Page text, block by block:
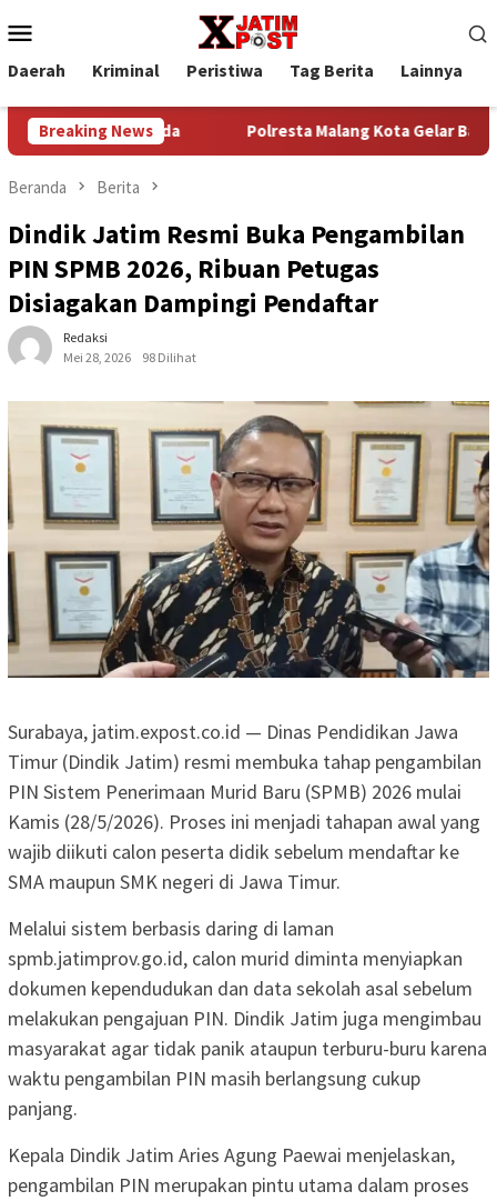
ke
kontenMobile
Daerah Kriminal Peristiwa Tag Berita Lainnya
Breaking News
Muda Polresta Malang Kota Gelar Bakkes Ajak
Beranda Berita
Dindik Jatim Resmi Buka Pengambilan
PIN SPMB 2026, Ribuan Petugas
Disiagakan Dampingi Pendaftar
Redaksi
Mei 28, 2026
98 Dilihat
Surabaya, jatim.expost.co.id — Dinas Pendidikan Jawa
Timur (Dindik Jatim) resmi membuka tahap pengambilan
PIN Sistem Penerimaan Murid Baru (SPMB) 2026 mulai
Kamis (28/5/2026). Proses ini menjadi tahapan awal yang
wajib diikuti calon peserta didik sebelum mendaftar ke
SMA maupun SMK negeri di Jawa Timur.
Melalui sistem berbasis daring di laman
spmb.jatimprov.go.id, calon murid diminta menyiapkan
dokumen kependudukan dan data sekolah asal sebelum
melakukan pengajuan PIN. Dindik Jatim juga mengimbau
masyarakat agar tidak panik ataupun terburu-buru karena
waktu pengambilan PIN masih berlangsung cukup
panjang.
Kepala Dindik Jatim Aries Agung Paewai menjelaskan,
pengambilan PIN merupakan pintu utama dalam proses